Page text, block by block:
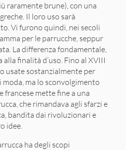
raramente brune), con una
Il loro uso sarà
Vi furono quindi, nei secoli
per le parrucche, seppur
La differenza fondamentale,
finalità d’uso. Fino al XVIII
usate sostanzialmente per
ma lo sconvolgimento
mette fine a una
che rimandava agli sfarzi e
bandita dai rivoluzionari e
idee.
ha degli scopi